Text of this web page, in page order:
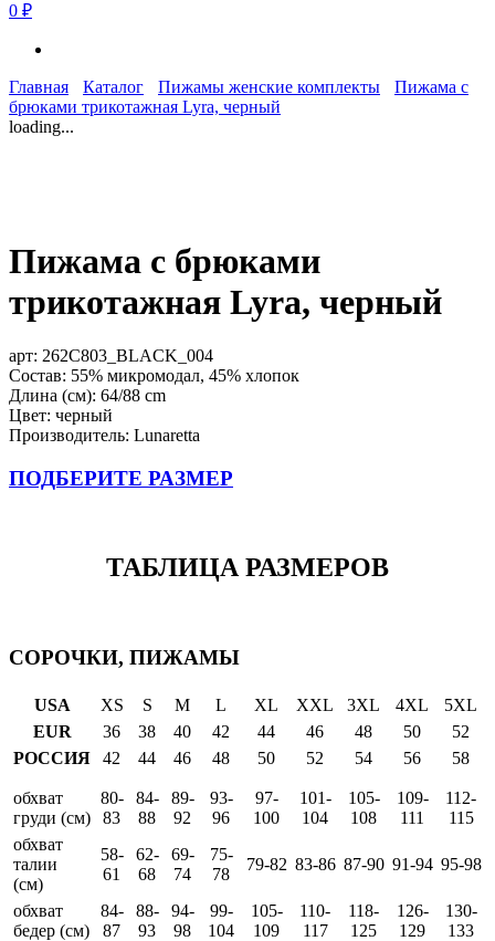
0 ₽
Главная Каталог Пижамы женские комплекты
Пижама с
брюками трикотажная Lyra, черный
loading...
Пижама с брюками
трикотажная Lyra, черный
арт: 262C803_BLACK_004
Состав: 55% микромодал, 45% хлопок
Длина (см): 64/88 cm
Цвет: черный
Производитель: Lunaretta
ПОДБЕРИТЕ РАЗМЕР
ТАБЛИЦА РАЗМЕРОВ
СОРОЧКИ, ПИЖАМЫ
USA XS S M L XL XXL 3XL 4XL
5XL
EUR
36 38 40 42 44 46 48 50
52
РОССИЯ
42 44 46 48 50 52 54 56 58
обхват
груди (см)
80-
83
84-
88
89-
92
93-
96
97-
100
101-
104
105-
108
109-
111
112-
115
обхват
талии
(см)
58-
61
62-
68
69-
74
75-
78
79-82 83-86 87-90 91-94 95-98
обхват
бедер (см)
84-
87
88-
93
94-
98
99-
104
105-
109
110-
117
118-
125
126-
129
130-
133